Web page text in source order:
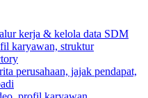
kerja & kelola data SDM
karyawan, struktur
perusahaan, jajak pendapat,